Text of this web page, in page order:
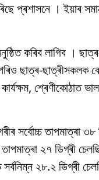
প্ৰশাসনে । ইয়াৰ
কৰিব লাগিব ।
ছাত্ৰ-ছাত্ৰীসকলক
শ্ৰেণীকোঠাত
সৰ্বোচ্চ তাপমাত্ৰা
২৭ ডিগ্ৰী
২৮.২ ডিগ্ৰী